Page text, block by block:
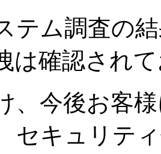
テム調査の
は確認され
、今後お客
セキュリテ